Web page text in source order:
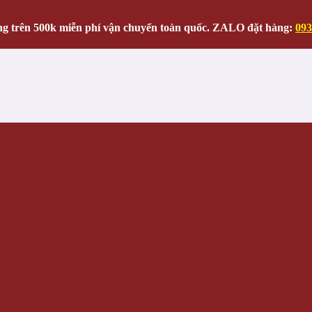
trên 500k miễn phí vận chuyển toàn quốc. ZALO đặt hàng: